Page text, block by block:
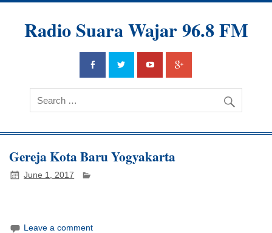
Radio Suara Wajar 96.8 FM
Gereja Kota Baru Yogyakarta
June 1, 2017
Leave a comment